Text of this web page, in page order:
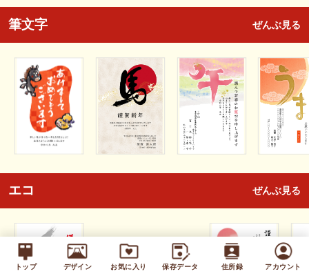
トップ デザイン お気に入り 保存データ 住所録 アカウント
筆文字 ぜんぶ見る
エコ ぜんぶ見る